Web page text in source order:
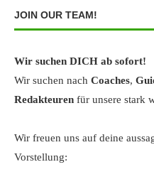
JOIN OUR TEAM!
Wir suchen DICH ab sofort!
Wir suchen nach Coaches,
Redakteuren für unsere stark
Wir freuen uns auf deine
Vorstellung: